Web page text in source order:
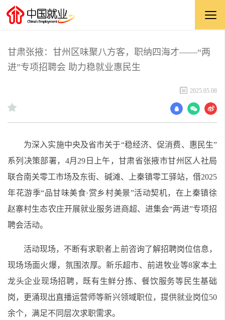
甘肃张掖：甘州区味聚八方客，职纳四海才——“两
进”专项招聘会 助力稳就业惠民生
2025.05.08
为深入实施中央及省市关于“稳经济、促消费、惠民生”
系列决策部署，4月29日上午，甘肃省张掖市甘州区人社局
联合南关零工市场及东街、碱滩、上秦镇零工驿站，借2025
年花游季“品甘味美食·赏乡村美景”活动契机，在上秦镇徐
赵寨村生态农庄开展就业服务进商超、进集会“两进”专项招
聘会活动。
活动现场，不断有求职者上前咨询了解招聘岗位信息，
现场场面火爆，氛围浓厚。新乐超市、前进牧业等8家本土
龙头企业现场招聘，既有生鲜分拣、餐饮服务等民生基础
岗，更涌现出直播运营师等新兴领域职位，提供就业岗位50
余个，满足不同层次求职需求。